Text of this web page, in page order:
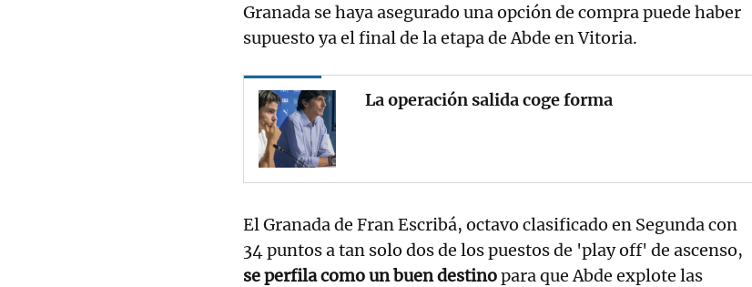
Granada se haya asegurado una opción de compra puede haber
supuesto ya el final de la etapa de Abde en Vitoria.
La operación salida coge forma
El Granada de Fran Escribá, octavo clasificado en Segunda con
34 puntos a tan solo dos de los puestos de 'play off' de ascenso,
se perfila como un buen destinopara que Abde explote las